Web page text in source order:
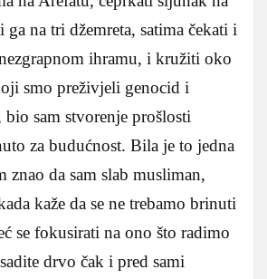
na tri džemreta, satima čekati i
ihramu, i kružiti oko
smo preživjeli genocid i
bio sam stvorenje prošlosti
za budućnost. Bila je to jedna
znao da sam slab musliman,
kaže da se ne trebamo brinuti
se fokusirati na ono što radimo
drvo čak i pred sami